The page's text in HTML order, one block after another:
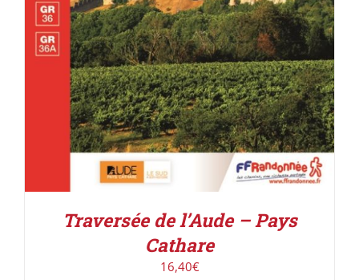
Traversée de l’Aude – Pays
Cathare
16,40€